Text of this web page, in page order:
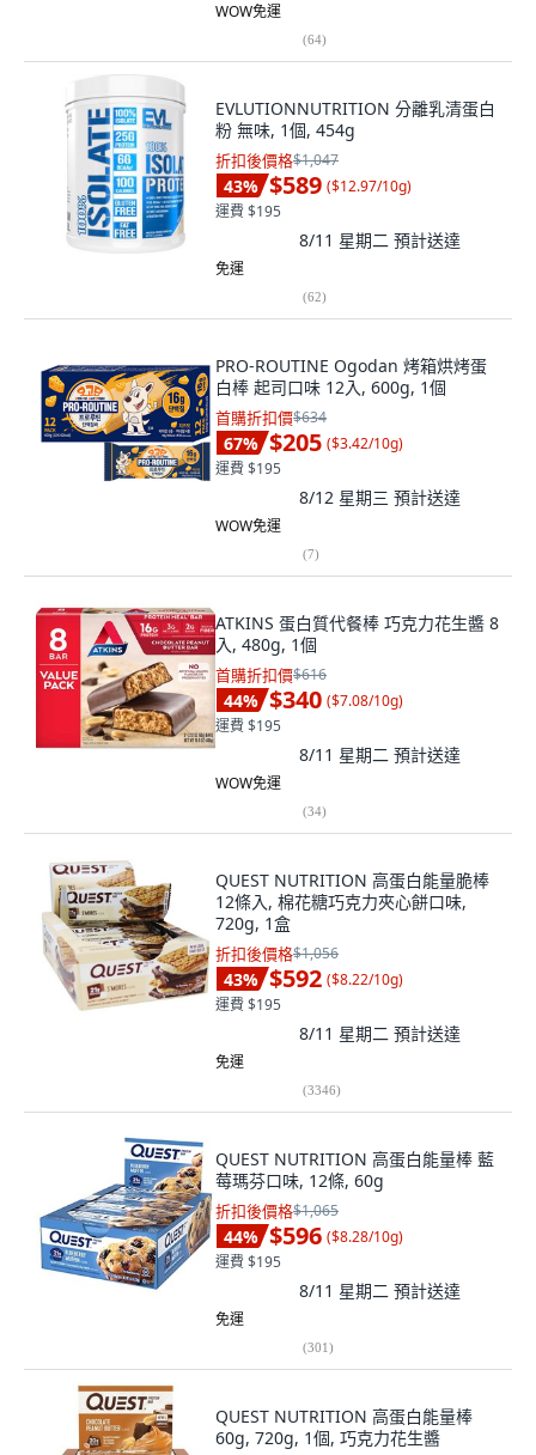
WOW免運
(64)
EVLUTIONNUTRITION 分離乳清蛋白
粉 無味, 1個, 454g
折扣後價格$1,047
43% $589 ($12.97/10g)
運費 $195
8/11 星期二 預計送達
免運
(62)
PRO-ROUTINE Ogodan 烤箱烘烤蛋
白棒 起司口味 12入, 600g, 1個
首購折扣價$634
67% $205 ($3.42/10g)
運費 $195
8/12 星期三 預計送達
WOW免運
(7)
ATKINS 蛋白質代餐棒 巧克力花生醬 8
入, 480g, 1個
首購折扣價$616
44% $340 ($7.08/10g)
運費 $195
8/11 星期二 預計送達
WOW免運
(34)
QUEST NUTRITION 高蛋白能量脆棒
12條入, 棉花糖巧克力夾心餅口味,
720g, 1盒
折扣後價格$1,056
43% $592 ($8.22/10g)
運費 $195
8/11 星期二 預計送達
免運
(3346)
QUEST NUTRITION 高蛋白能量棒 藍
莓瑪芬口味, 12條, 60g
折扣後價格$1,065
44% $596 ($8.28/10g)
運費 $195
8/11 星期二 預計送達
免運
(301)
QUEST NUTRITION 高蛋白能量棒
60g, 720g, 1個, 巧克力花生醬